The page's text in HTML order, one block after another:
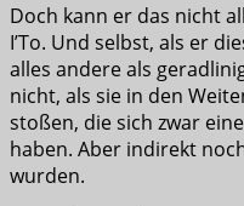
Doch kann er das nicht
I’To. Und selbst, als er
alles andere als
nicht, als sie in den
stoßen, die sich zwar
haben. Aber indirekt
wurden.